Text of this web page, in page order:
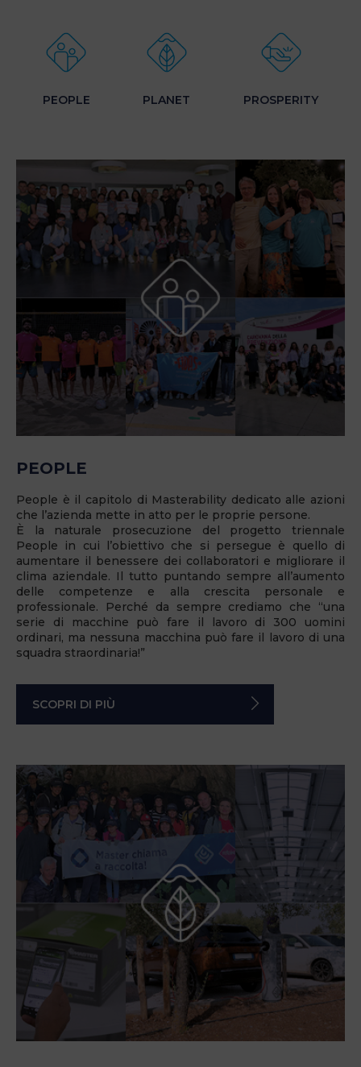
PEOPLE PLANET PROSPERITY
PEOPLE
People è il capitolo di Masterability dedicato alle azioni
che l’azienda mette in atto per le proprie persone.
È la naturale prosecuzione del progetto triennale
People in cui l’obiettivo che si persegue è quello di
aumentare il benessere dei collaboratori e migliorare il
clima aziendale. Il tutto puntando sempre all’aumento
delle competenze e alla crescita personale e
professionale. Perché da sempre crediamo che “una
serie di macchine può fare il lavoro di 300 uomini
ordinari, ma nessuna macchina può fare il lavoro di una
squadra straordinaria!”
SCOPRI DI PIÙ